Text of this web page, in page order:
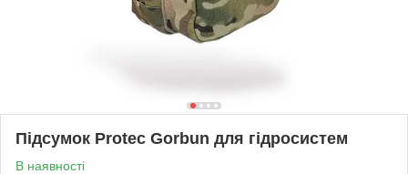
Підсумок Protec Gorbun для гідросистем
В наявності